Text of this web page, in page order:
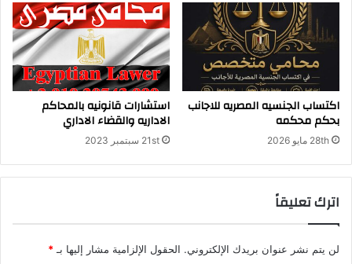
اكتساب الجنسيه المصريه للاجانب
بحكم محكمه
28th مايو 2026
استشارات قانونيه بالمحاكم
الاداريه والقضاء الاداري
21st سبتمبر 2023
اترك تعليقاً
لن يتم نشر عنوان بريدك الإلكتروني. الحقول الإلزامية مشار إليها بـ*